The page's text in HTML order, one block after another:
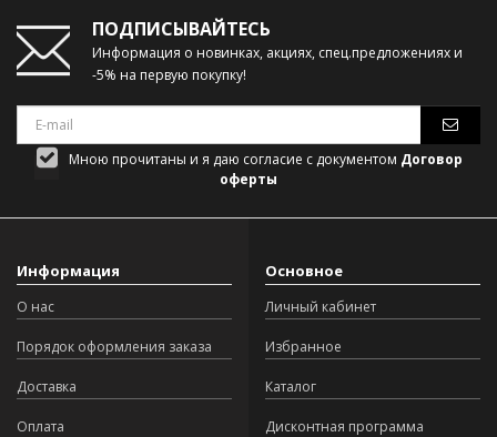
ПОДПИСЫВАЙТЕСЬ
Информация о новинках, акциях, спец.предложениях и
-5% на первую покупку!
Мною прочитаны и я даю согласие с документом Договор
оферты
Информация
О нас
Порядок оформления заказа
Доставка
Оплата
Основное
Личный кабинет
Избранное
Каталог
Дисконтная программа